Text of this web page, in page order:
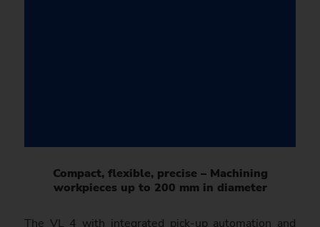
Compact, flexible, precise – Machining
workpieces up to 200 mm in diameter
The VL 4 with integrated pick-up automation and